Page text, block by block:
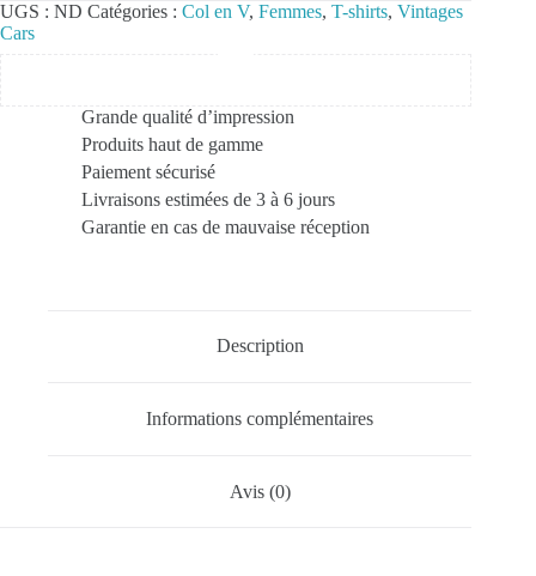
UGS : ND Catégories : Col en V, Femmes, T-shirts, Vintages
Cars
Grande qualité d’impression
Produits haut de gamme
Paiement sécurisé
Livraisons estimées de 3 à 6 jours
Garantie en cas de mauvaise réception
Description
Informations complémentaires
Avis (0)